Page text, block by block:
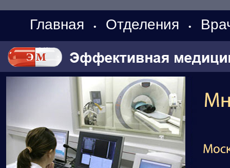
Главная • Отделения •